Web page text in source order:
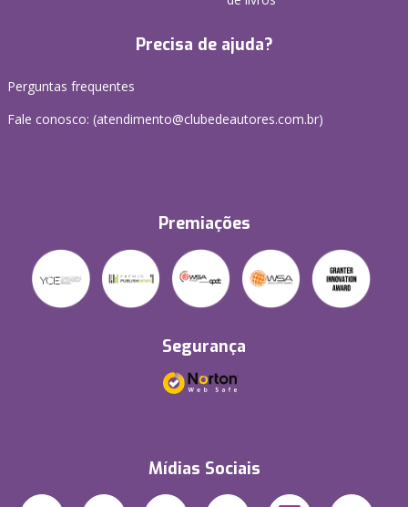
Precisa de ajuda?
Perguntas frequentes
Fale conosco: (atendimento@clubedeautores.com.br)
Premiações
Segurança
Mídias Sociais